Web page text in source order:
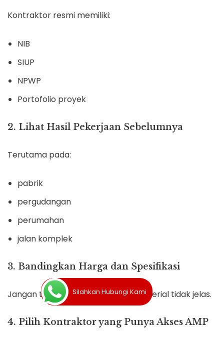
Kontraktor resmi memiliki:
NIB
SIUP
NPWP
Portofolio proyek
2. Lihat Hasil Pekerjaan Sebelumnya
Terutama pada:
pabrik
pergudangan
perumahan
jalan komplek
3. Bandingkan Harga dan Spesifikasi
Jangan tergiur harga murah jika material tidak jelas.
4. Pilih Kontraktor yang Punya Akses AMP
Silahkan Hubungi Kami